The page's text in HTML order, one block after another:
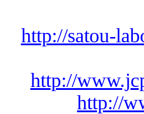
http://satou-
http://
http://